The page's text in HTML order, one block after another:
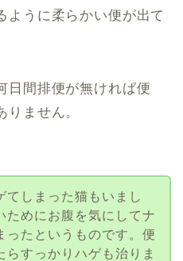
ように柔らかい便が出て
日間排便が無ければ便
ません。
てしまった猫もいまし
ためにお腹を気にしてナ
ったというものです。便
らすっかりハゲも治りま